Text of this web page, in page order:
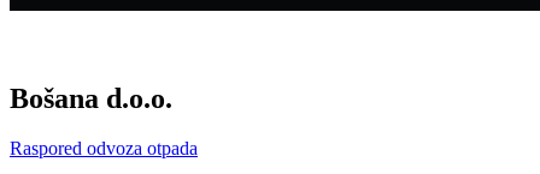
Bošana d.o.o.
Raspored odvoza otpada